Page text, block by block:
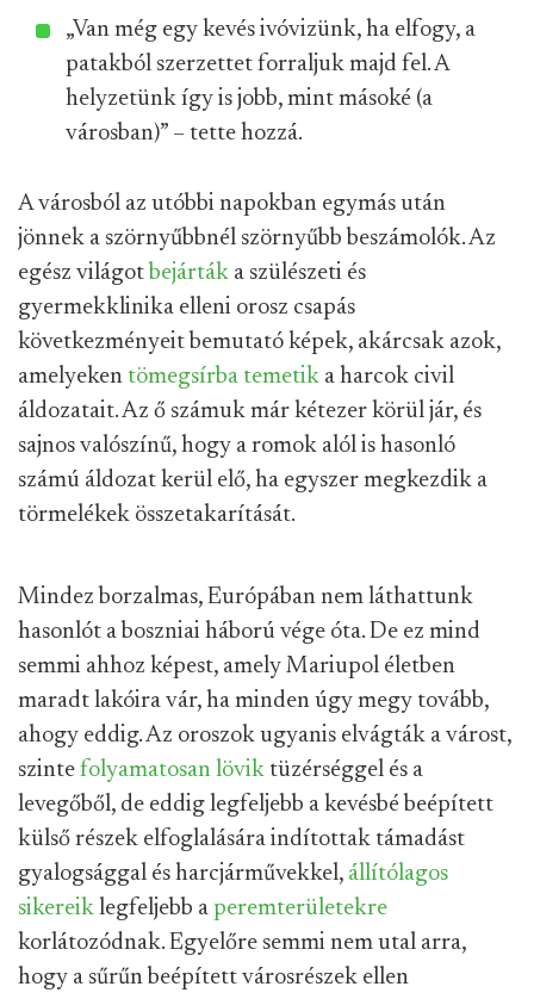
„Van még egy kevés ivóvizünk, ha elfogy, a
patakból szerzettet forraljuk majd fel. A
helyzetünk így is jobb, mint másoké (a
városban)” – tette hozzá.
A városból az utóbbi napokban egymás után
jönnek a szörnyűbbnél szörnyűbb beszámolók. Az
egész világot bejárták a szülészeti és
gyermekklinika elleni orosz csapás
következményeit bemutató képek, akárcsak azok,
amelyeken tömegsírba temetik a harcok civil
áldozatait. Az ő számuk már kétezer körül jár, és
sajnos valószínű, hogy a romok alól is hasonló
számú áldozat kerül elő, ha egyszer megkezdik a
törmelékek összetakarítását.
Mindez borzalmas, Európában nem láthattunk
hasonlót a boszniai háború vége óta. De ez mind
semmi ahhoz képest, amely Mariupol életben
maradt lakóira vár, ha minden úgy megy tovább,
ahogy eddig. Az oroszok ugyanis elvágták a várost,
szinte folyamatosan lövik tüzérséggel és a
levegőből, de eddig legfeljebb a kevésbé beépített
külső részek elfoglalására indítottak támadást
gyalogsággal és harcjárművekkel, állítólagos
sikereik legfeljebb a peremterületekre
korlátozódnak. Egyelőre semmi nem utal arra,
hogy a sűrűn beépített városrészek ellen